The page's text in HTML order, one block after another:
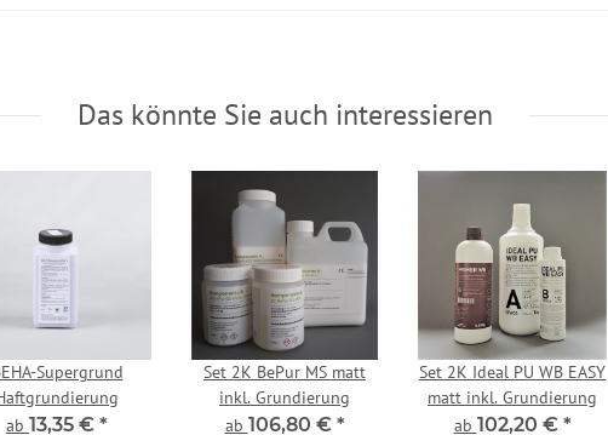
Das könnte Sie auch interessieren
Supergrund
ab 13,35 € *
Set 2K BePur MS matt
inkl. Grundierung
ab 106,80 € *
Set 2K Ideal PU WB EASY
matt inkl. Grundierung
ab 102,20 € *